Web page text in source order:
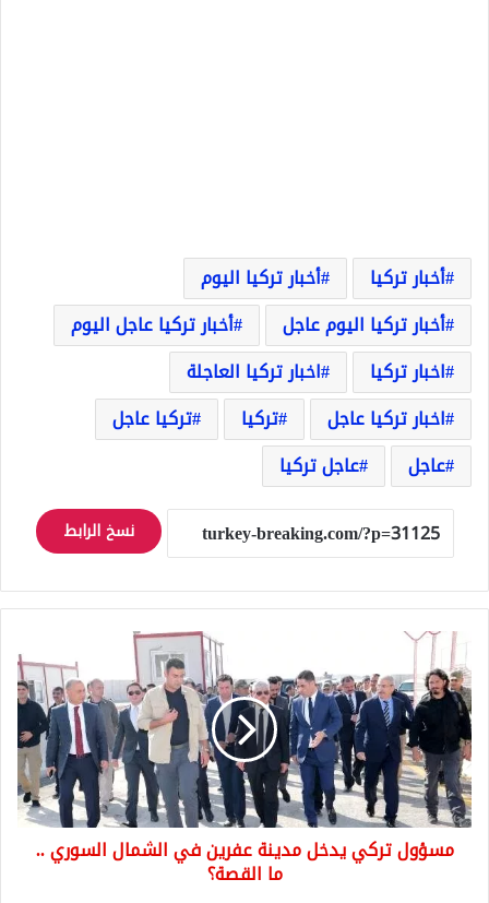
أخبار تركيا
أخبار تركيا اليوم
أخبار تركيا اليوم عاجل
أخبار تركيا عاجل اليوم
اخبار تركيا
اخبار تركيا العاجلة
اخبار تركيا عاجل
تركيا
تركيا عاجل
عاجل
عاجل تركيا
نسخ الرابط
مسؤول
تركي
يدخل
مدينة
عفرين
في
الشمال
السوري
..
مسؤول تركي يدخل مدينة عفرين في الشمال السوري ..
ما القصة؟